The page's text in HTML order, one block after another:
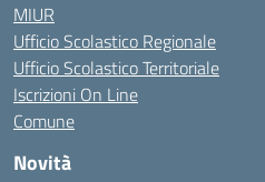
MIUR
Ufficio Scolastico Regionale
Ufficio Scolastico Territoriale
Iscrizioni On Line
Comune
Novità